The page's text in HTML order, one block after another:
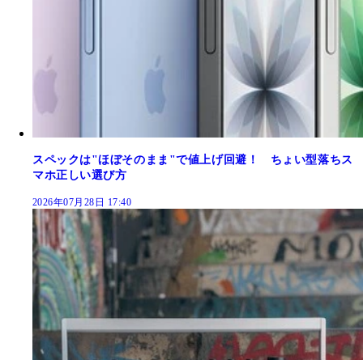
スペックは"ほぼそのまま"で値上げ回避！ ちょい型落ちス
マホ正しい選び方
2026年07月28日 17:40